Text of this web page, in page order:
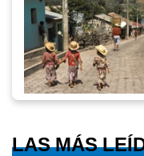
LAS MÁS